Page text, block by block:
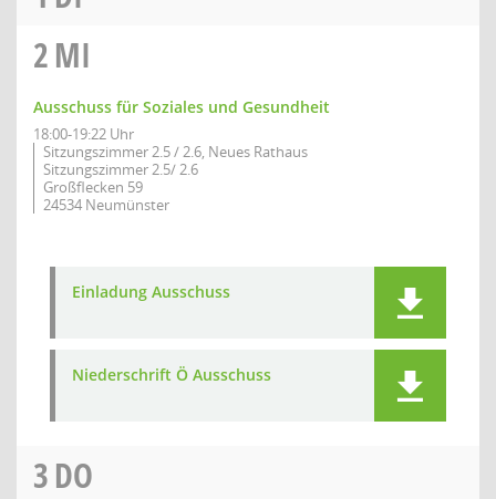
2MI
Ausschuss für Soziales und Gesundheit
18:00-19:22 Uhr
Sitzungszimmer 2.5 / 2.6, Neues Rathaus
Sitzungszimmer 2.5/ 2.6
Großflecken 59
24534 Neumünster
Einladung Ausschuss
Niederschrift Ö Ausschuss
3DO